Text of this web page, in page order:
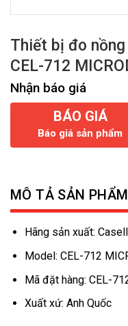
Thiết bị đo
CEL-712
Nhận báo giá
BÁO GIÁ
Báo giá sản phẩm
MÔ TẢ SẢN PHẨM
Hãng sản xuất:
Model: CEL-712
Mã đặt hàng: CEL-
Xuất xứ: Anh Quốc